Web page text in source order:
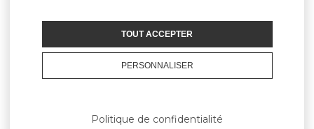
PERSONNALISER
TOUT ACCEPTER
Politique de confidentialité